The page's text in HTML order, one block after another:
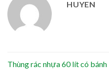
HUYEN
Thùng rác nhựa 60 lít có bánh